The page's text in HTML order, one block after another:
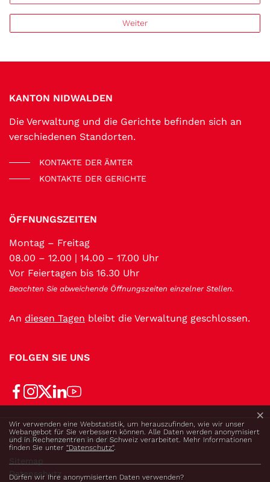
Weiter
KANTON NIDWALDEN
Die Verwaltung und die Gerichte befinden sich an
verschiedenen Standorten.
KONTAKTE DER ÄMTER
KONTAKTE DER GERICHTE
ÖFFNUNGSZEITEN
Montag – Freitag
08.00 – 12.00 | 14.00 – 17.00 Uhr
Vor Feiertagen bis 16.30 Uhr
Beachten Sie abweichende Öffnungszeiten einzelner Stellen.
An diesen Tagen bleibt die Verwaltung geschlossen.
FOLGEN SIE UNS
© 2026 Kanton Nidwalden
Toolbar
Sitemap
Datenschutz
Webstatistik
Wir verwenden eine Webstatistik, um herauszufinden, wie wir unser
Webangebot für Sie verbessern können. Alle Daten werden anonymisiert
und in Rechenzentren in der Schweiz verarbeitet. Mehr Informationen
finden Sie unter “Datenschutz“.
Dürfen wir Ihre anonymisierten Daten verwenden?
×